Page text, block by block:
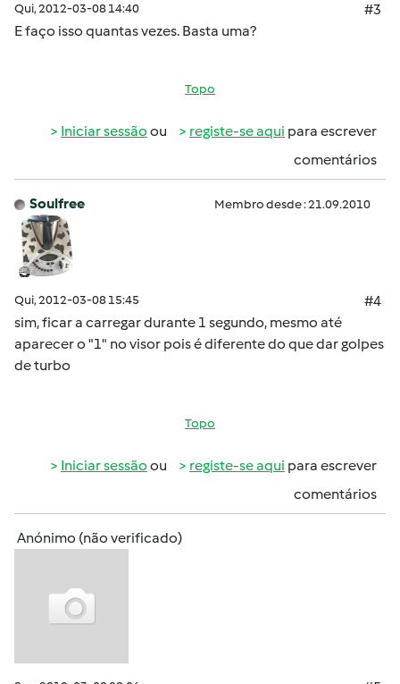
Qui, 2012-03-08 14:40
#3
E faço isso quantas vezes. Basta uma?
Topo
Iniciar sessão ou registe-se aqui para escrever
comentários
Soulfree Membro desde : 21.09.2010
Qui, 2012-03-08 15:45
#4
sim, ficar a carregar durante 1 segundo, mesmo até
aparecer o "1" no visor pois é diferente do que dar golpes
de turbo
Topo
Iniciar sessão ou registe-se aqui para escrever
comentários
Anónimo (não verificado)